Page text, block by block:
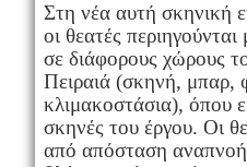
Στη νέα αυτή σκηνική
οι θεατές
σε διάφορους χώρους
Πειραιά (σκηνή, μπαρ,
κλιμακοστάσια), όπου
σκηνές του έργου. Οι
από απόσταση